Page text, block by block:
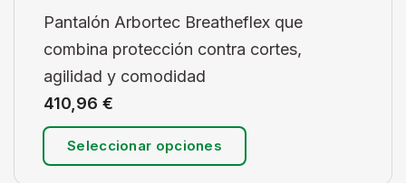
Pantalón Arbortec Breatheflex que
combina protección contra cortes,
agilidad y comodidad
410,96 €
Seleccionar opciones